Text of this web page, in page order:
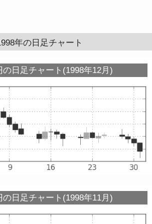
年の日足チャート
の日足チャート(1998年12月)
の日足チャート(1998年11月)